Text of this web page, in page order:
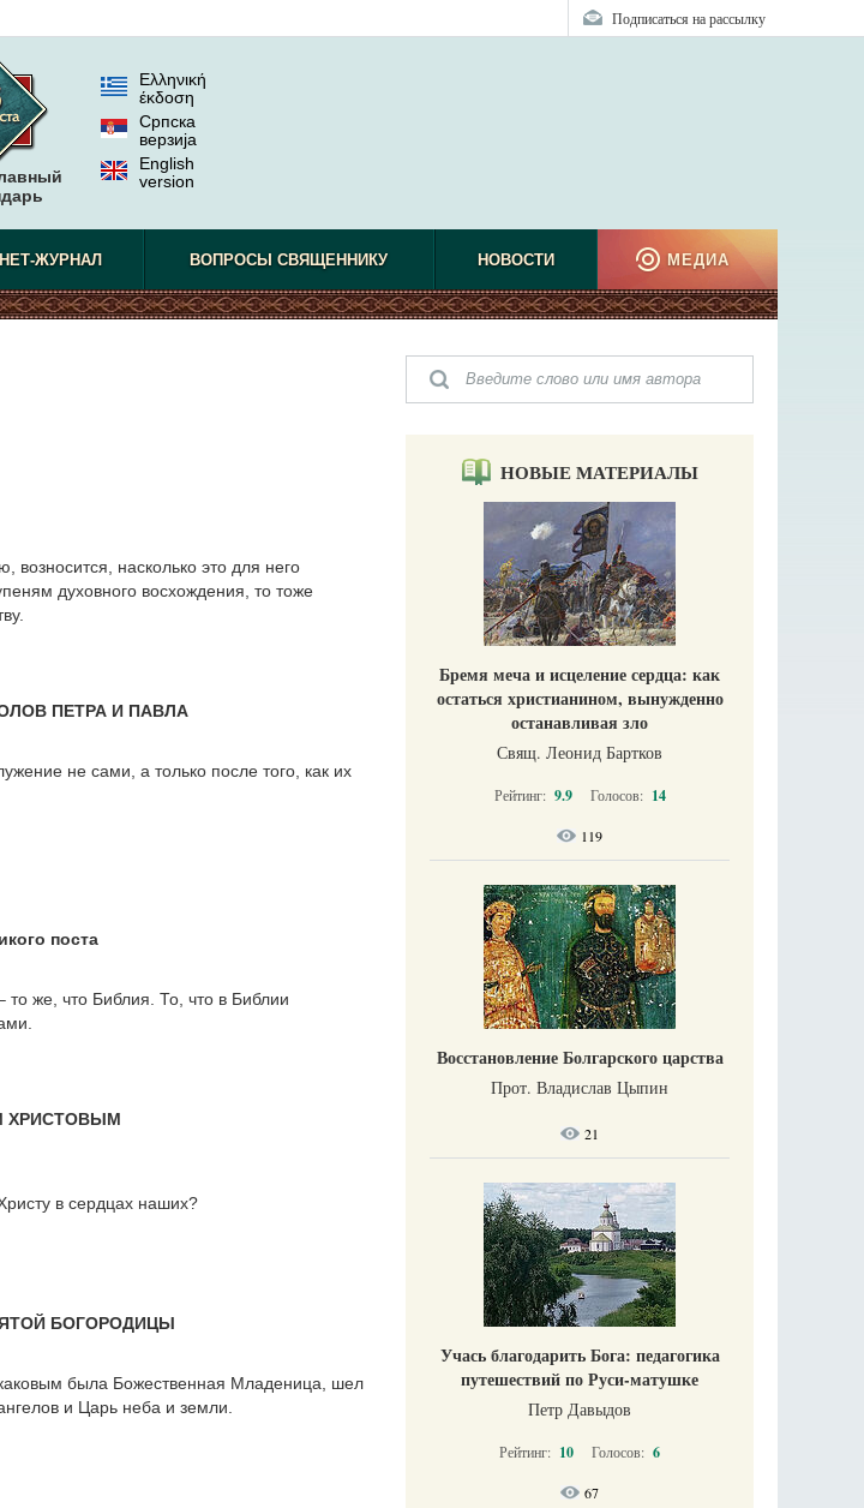
Подписаться на рассылку
Ελληνική
έκδοση
Српска
верзиjа
English
version
ЖУРНАЛ ВОПРОСЫ СВЯЩЕННИКУ НОВОСТИ МЕДИА
возносится, насколько это для него
духовного восхождения, то тоже
ПЕТРА И ПАВЛА
не сами, а только после того, как их
поста
же, что Библия. То, что в Библии
ХРИСТОВЫМ
в сердцах наших?
БОГОРОДИЦЫ
была Божественная Младеница, шел
и Царь неба и земли.
НОВЫЕ МАТЕРИАЛЫ
Бремя меча и исцеление сердца: как
остаться христианином, вынужденно
останавливая зло
Свящ. Леонид Бартков
Рейтинг: 9.9 Голосов: 14
119
Восстановление Болгарского царства
Прот. Владислав Цыпин
21
Учась благодарить Бога: педагогика
путешествий по Руси-матушке
Петр Давыдов
Рейтинг: 10 Голосов: 6
67